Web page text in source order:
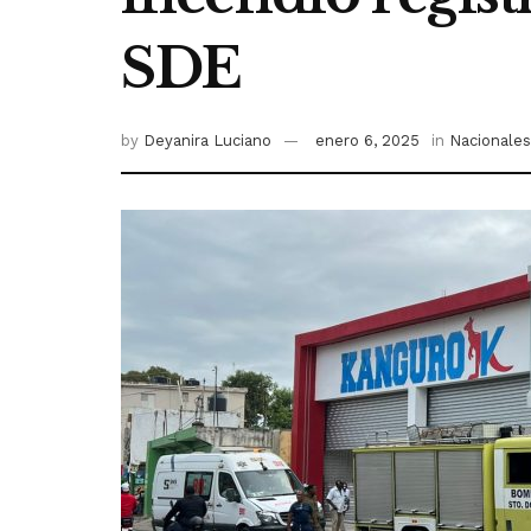
SDE
by Deyanira Luciano enero 6, 2025 in Nacionales